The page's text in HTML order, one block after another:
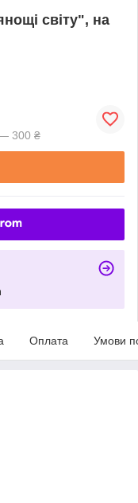
світу", на
— 300 ₴
Оплата Умови